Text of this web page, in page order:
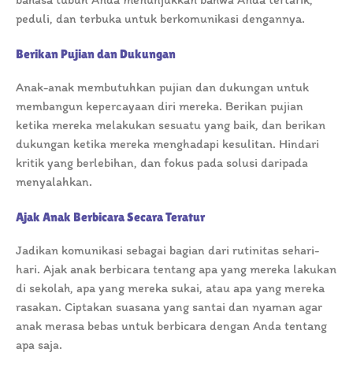
peduli, dan terbuka untuk berkomunikasi dengannya.
Berikan Pujian dan Dukungan
Anak-anak membutuhkan pujian dan dukungan untuk
membangun kepercayaan diri mereka. Berikan pujian
ketika mereka melakukan sesuatu yang baik, dan berikan
dukungan ketika mereka menghadapi kesulitan. Hindari
kritik yang berlebihan, dan fokus pada solusi daripada
menyalahkan.
Ajak Anak Berbicara Secara Teratur
Jadikan komunikasi sebagai bagian dari rutinitas sehari-
hari. Ajak anak berbicara tentang apa yang mereka lakukan
di sekolah, apa yang mereka sukai, atau apa yang mereka
rasakan. Ciptakan suasana yang santai dan nyaman agar
anak merasa bebas untuk berbicara dengan Anda tentang
apa saja.